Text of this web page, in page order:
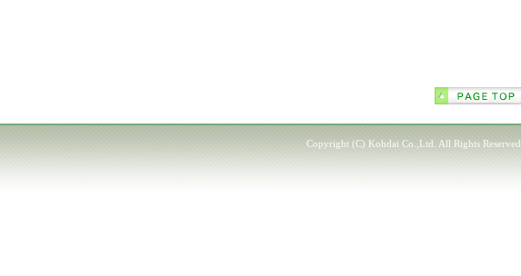
Copyright (C) Kohdai Co.,Ltd. All Rights Reserved.